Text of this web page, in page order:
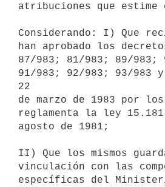
atribuciones que estime
Considerando: I) Que
han aprobado los
87/983; 81/983; 89/983;
91/983; 92/983; 93/983
22
de marzo de 1983 por
reglamenta la ley
agosto de 1981;
II) Que los mismos
vinculación con las
específicas del